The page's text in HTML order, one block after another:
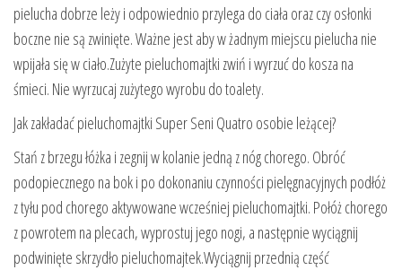
pielucha dobrze leży i odpowiednio przylega do ciała oraz czy osłonki
boczne nie są zwinięte. Ważne jest aby w żadnym miejscu pielucha nie
wpijała się w ciało.Zużyte pieluchomajtki zwiń i wyrzuć do kosza na
śmieci. Nie wyrzucaj zużytego wyrobu do toalety.
Jak zakładać pieluchomajtki Super Seni Quatro osobie leżącej?
Stań z brzegu łóżka i zegnij w kolanie jedną z nóg chorego. Obróć
podopiecznego na bok i po dokonaniu czynności pielęgnacyjnych podłóż
z tyłu pod chorego aktywowane wcześniej pieluchomajtki. Połóż chorego
z powrotem na plecach, wyprostuj jego nogi, a następnie wyciągnij
podwinięte skrzydło pieluchomajtek.Wyciągnij przednią część